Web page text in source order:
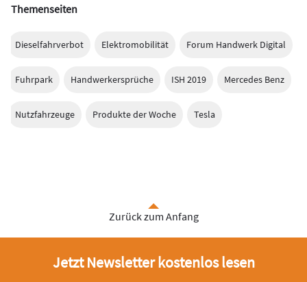
Themenseiten
Dieselfahrverbot Elektromobilität Forum Handwerk Digital
Fuhrpark Handwerkersprüche ISH 2019 Mercedes Benz
Nutzfahrzeuge Produkte der Woche Tesla
Zurück zum Anfang
Jetzt Newsletter kostenlos lesen